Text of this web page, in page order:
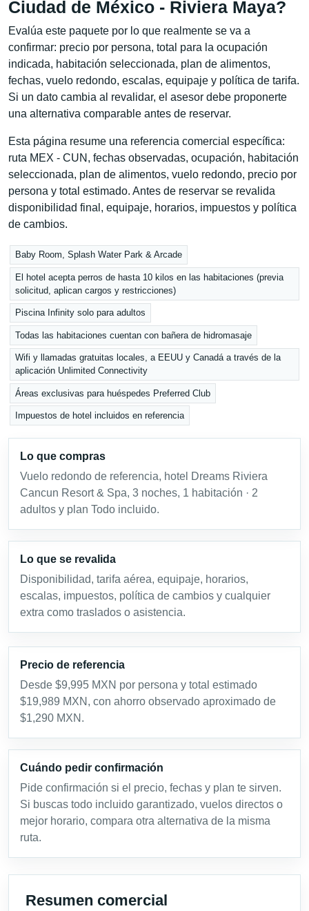
Ciudad de México - Riviera Maya?
Evalúa este paquete por lo que realmente se va a
confirmar: precio por persona, total para la ocupación
indicada, habitación seleccionada, plan de alimentos,
fechas, vuelo redondo, escalas, equipaje y política de tarifa.
Si un dato cambia al revalidar, el asesor debe proponerte
una alternativa comparable antes de reservar.
Esta página resume una referencia comercial específica:
ruta MEX - CUN, fechas observadas, ocupación, habitación
seleccionada, plan de alimentos, vuelo redondo, precio por
persona y total estimado. Antes de reservar se revalida
disponibilidad final, equipaje, horarios, impuestos y política
de cambios.
Baby Room, Splash Water Park & Arcade
El hotel acepta perros de hasta 10 kilos en las habitaciones (previa
solicitud, aplican cargos y restricciones)
Piscina Infinity solo para adultos
Todas las habitaciones cuentan con bañera de hidromasaje
Wifi y llamadas gratuitas locales, a EEUU y Canadá a través de la
aplicación Unlimited Connectivity
Áreas exclusivas para huéspedes Preferred Club
Impuestos de hotel incluidos en referencia
Lo que compras
Vuelo redondo de referencia, hotel Dreams Riviera
Cancun Resort & Spa, 3 noches, 1 habitación · 2
adultos y plan Todo incluido.
Lo que se revalida
Disponibilidad, tarifa aérea, equipaje, horarios,
escalas, impuestos, política de cambios y cualquier
extra como traslados o asistencia.
Precio de referencia
Desde $9,995 MXN por persona y total estimado
$19,989 MXN, con ahorro observado aproximado de
$1,290 MXN.
Cuándo pedir confirmación
Pide confirmación si el precio, fechas y plan te sirven.
Si buscas todo incluido garantizado, vuelos directos o
mejor horario, compara otra alternativa de la misma
ruta.
Resumen comercial